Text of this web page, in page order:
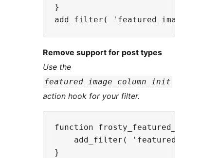
}
Remove support for post types
Use the
featured_image_column_init
action hook for your filter.
function
add_filter(
}